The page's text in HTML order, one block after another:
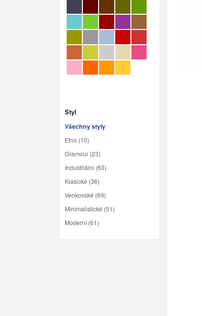
Styl
Všechny styly
Etno (10)
Glamour (23)
Industriální (63)
Klasické (36)
Venkovské (69)
Minimalistické (51)
Moderní (61)